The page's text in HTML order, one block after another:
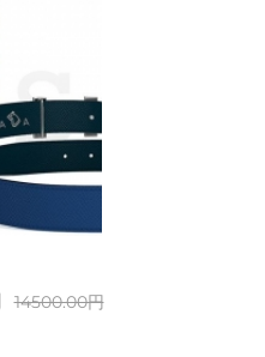
14500.00円